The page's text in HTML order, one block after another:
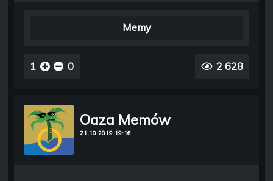
Memy
1 0 2 628
Oaza Memów
21.10.2019 19:16